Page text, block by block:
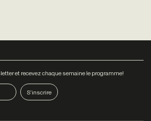
et recevez chaque semaine le programme!